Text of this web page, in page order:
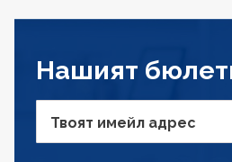
Нашият
Твоят имейл адрес